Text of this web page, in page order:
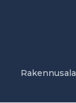
Rakennusala